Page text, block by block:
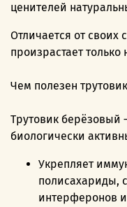
ценителей
Отличается от своих
произрастает
Чем полезен
Трутовик берёзовый
биологически
Укрепляет
полисахариды,
интерферонов